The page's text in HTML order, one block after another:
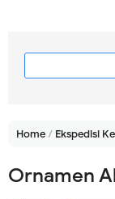
Home/ Ekspedisi
Ornamen